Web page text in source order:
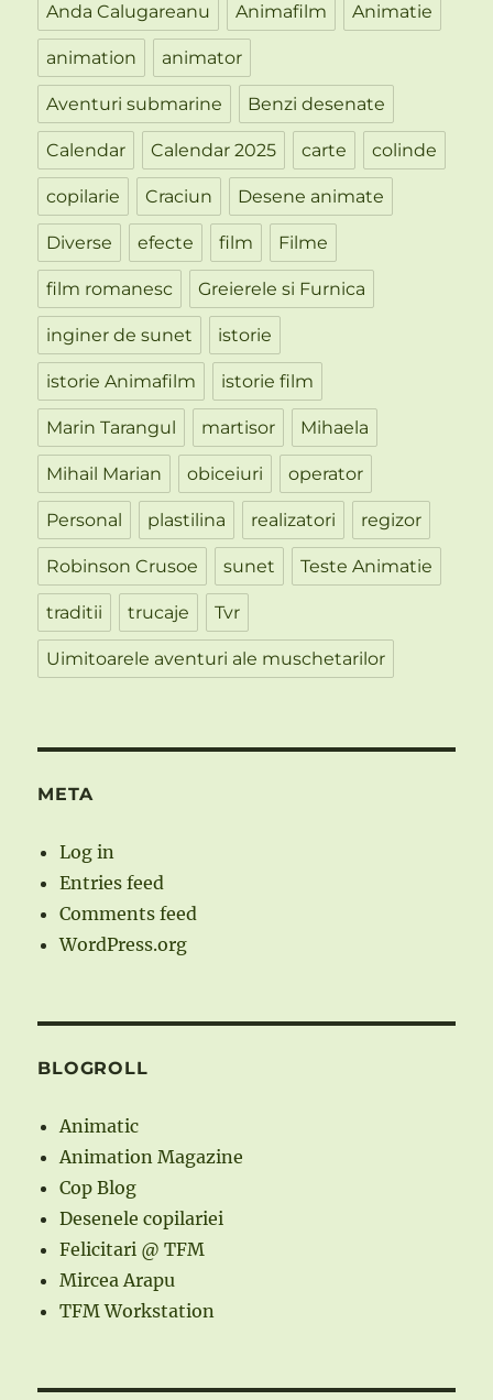
Anda Calugareanu Animafilm Animatie
animation animator
Aventuri submarine Benzi desenate
Calendar Calendar 2025 carte colinde
copilarie Craciun Desene animate
Diverse efecte film Filme
film romanesc Greierele si Furnica
inginer de sunet istorie
istorie Animafilm istorie film
Marin Tarangul martisor Mihaela
Mihail Marian obiceiuri operator
Personal plastilina realizatori regizor
Robinson Crusoe sunet Teste Animatie
traditii trucaje Tvr
Uimitoarele aventuri ale muschetarilor
META
Log in
Entries feed
Comments feed
WordPress.org
BLOGROLL
Animatic
Animation Magazine
Cop Blog
Desenele copilariei
Felicitari @ TFM
Mircea Arapu
TFM Workstation